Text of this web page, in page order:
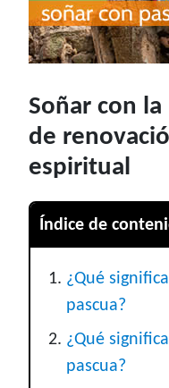
Soñar con
de
espiritual
Índice de
¿Qué
pascua?
¿Qué
pascua?